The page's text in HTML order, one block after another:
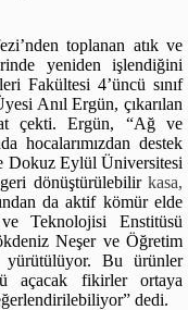
toplanan atık ve
yeniden işlendiğini
Fakültesi 4’üncü sınıf
Anıl Ergün, çıkarılan
çekti. Ergün, “Ağ ve
hocalarımızdan destek
Dokuz Eylül Üniversitesi
dönüştürülebilir kasa,
da aktif kömür elde
Teknolojisi Enstitüsü
Neşer ve Öğretim
yürütülüyor. Bu ürünler
açacak fikirler ortaya
dedi.